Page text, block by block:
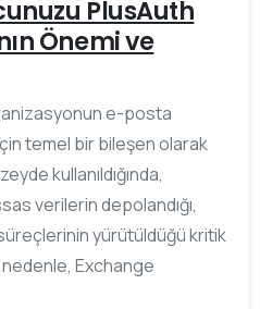
PlusAuth
Önemi ve
e-posta
temel bir bileşen olarak
kullanıldığında,
verilerin depolandığı,
yürütüldüğü kritik
Exchange